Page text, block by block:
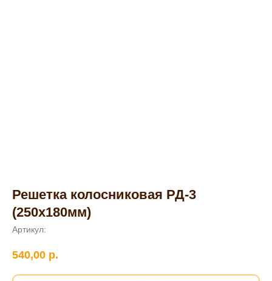
Решетка колосниковая РД-3
(250х180мм)
Артикул:
540,00 р.